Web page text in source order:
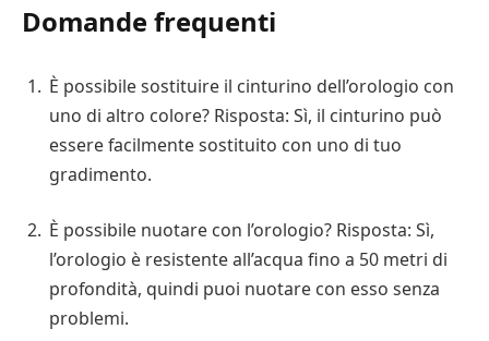
Domande frequenti
È possibile sostituire il cinturino dell’orologio con
uno di altro colore? Risposta: Sì, il cinturino può
essere facilmente sostituito con uno di tuo
gradimento.
È possibile nuotare con l’orologio? Risposta: Sì,
l’orologio è resistente all’acqua fino a 50 metri di
profondità, quindi puoi nuotare con esso senza
problemi.